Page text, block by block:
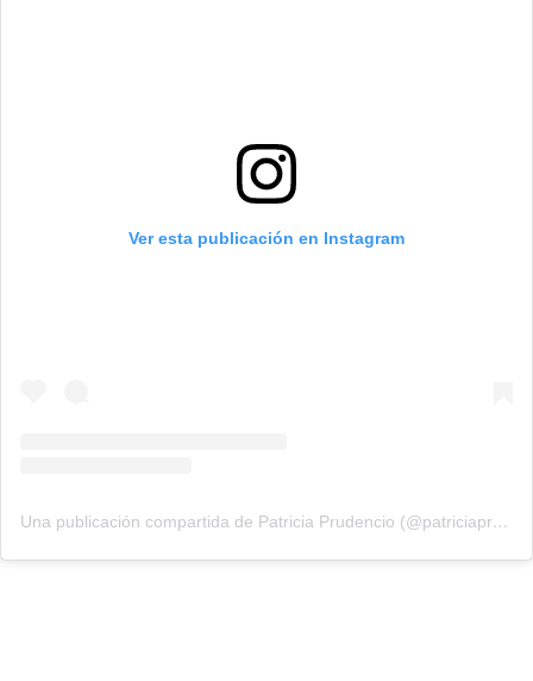
Ver esta publicación en Instagram
Una publicación compartida de Patricia Prudencio (@patriciaprudencio98)